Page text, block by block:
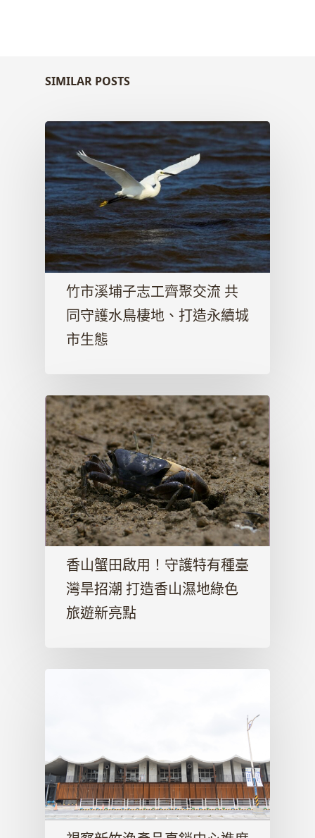
SIMILAR POSTS
竹市溪埔子志工齊聚交流 共
同守護水鳥棲地、打造永續城
市生態
香山蟹田啟用！守護特有種臺
灣旱招潮 打造香山濕地綠色
旅遊新亮點